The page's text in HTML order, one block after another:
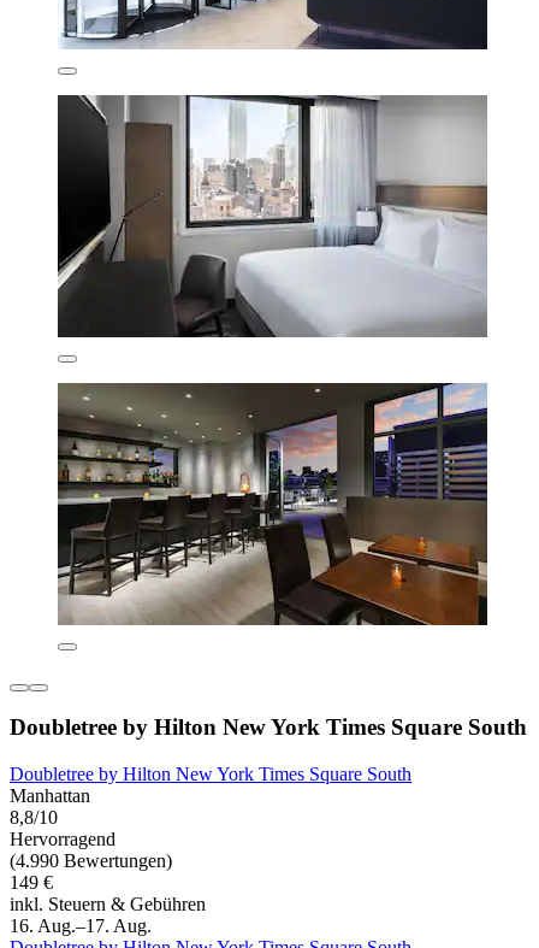
Doubletree by Hilton New York Times Square South
Doubletree by Hilton New York Times Square South
Manhattan
8,8/10
Hervorragend
(4.990 Bewertungen)
149 €
inkl. Steuern & Gebühren
16. Aug.–17. Aug.